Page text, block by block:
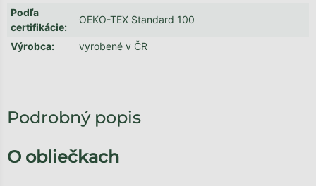
Podľa
certifikácie:
OEKO-TEX Standard 100
Výrobca: vyrobené v ČR
Podrobný popis
O obliečkach